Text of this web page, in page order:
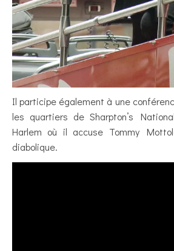
Il participe également à une
les quartiers de Sharpton’s
Harlem où il accuse Tommy
diabolique.